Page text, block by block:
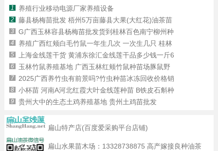
1 养殖行业移动电源厂家养殖设备
2 藤县杨梅苗批发 梧州5万亩藤县大果(大红花)油茶苗
3 G广西玉林容县杨梅苗批发货到桂林百色南宁柳州种
4 养殖广西红颊白毛竹鼠一年生几次 一次生几只 桂林
5 上海金线莲干货 黄浦东徐汇金线莲干品多少钱一斤6
6 玉林竹鼠养殖基地 广西玉林红颊竹鼠种苗场豚鼠野
7 2025广西养竹虫有前景吗?竹虫种苗冰冻回收价格销
8 小杯苗 河南A河北红霞大叶金线莲种苗 B铁皮石斛种
9 贵州大中的生态土鸡养殖基地 贵州土鸡苗批发
扁山特产店(百度爱采购平台店铺)
扁山水果苗木场： 13328738875 高产嫁接良种油茶